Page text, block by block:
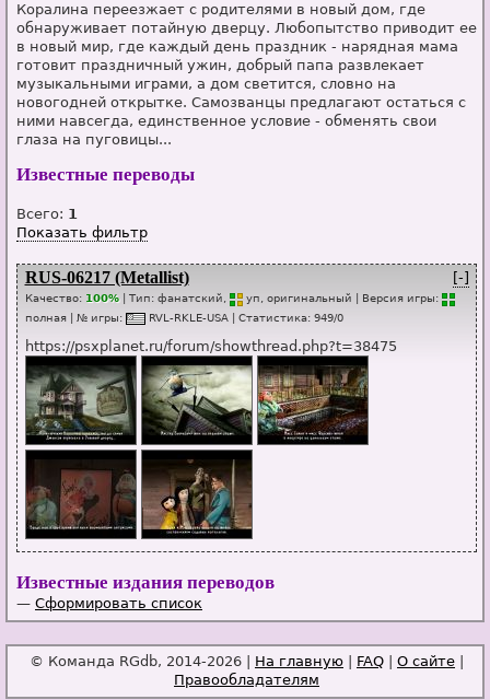
Коралина переезжает с родителями в новый дом, где
обнаруживает потайную дверцу. Любопытство приводит ее
в новый мир, где каждый день праздник - нарядная мама
готовит праздничный ужин, добрый папа развлекает
музыкальными играми, а дом светится, словно на
новогодней открытке. Самозванцы предлагают остаться с
ними навсегда, единственное условие - обменять свои
глаза на пуговицы...
Известные переводы
Всего: 1
Показать фильтр
[-]
RUS-06217 (Metallist)
Качество: 100% | Тип: фанатский, уп , оригинальный
| Версия игры:
полная | № игры: RVL-RKLE-USA Статистика: 949/0
https://psxplanet.ru/forum/showthread.php?t=38475
Известные издания переводов
— Сформировать список
© Команда RGdb, 2014-2026 | На главную FAQ О сайте
Правообладателям